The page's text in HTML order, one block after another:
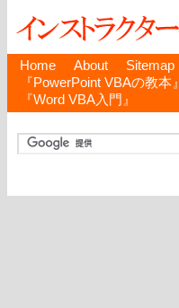
Home About Sitemap
『PowerPoint VBAの教本』
『Word VBA入門』